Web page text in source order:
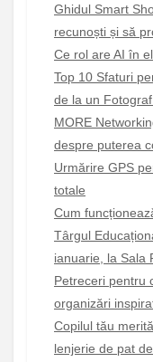
Ghidul Smart
recunoști și să
Ce rol are AI în
Top 10 Sfaturi
de la un
MORE
despre puterea
Urmărire GPS
totale
Cum
Târgul
ianuarie, la Sala
Petreceri pentru
organizări
Copilul tău
lenjerie de pat